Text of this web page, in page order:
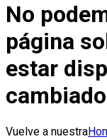
No
página
estar
Vuelve a nuestra